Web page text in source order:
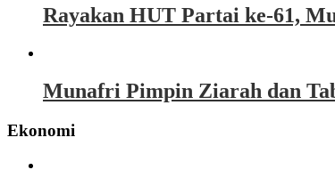
Rayakan HUT Partai ke-61,
Munafri Pimpin Ziarah dan
Ekonomi